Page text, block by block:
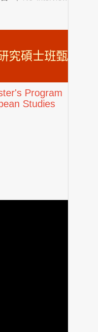
究碩士班甄試入
Program
Studies